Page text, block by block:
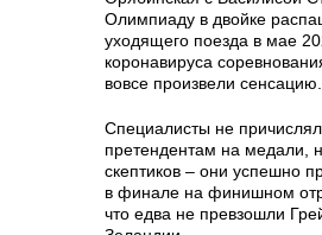
Олимпиаду в двойке
уходящего поезда в мае
коронавируса
вовсе произвели сенсацию.
Специалисты не
претендентам на медали,
скептиков – они успешно
в финале на финишном
что едва не превзошли